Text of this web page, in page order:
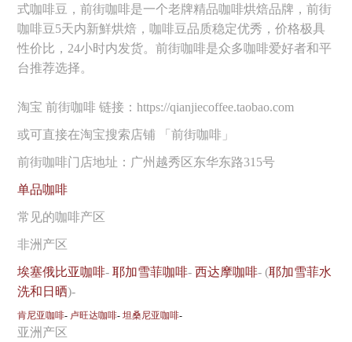
式咖啡豆，前街咖啡是一个老牌精品咖啡烘焙品牌，前街
咖啡豆5天内新鮮烘焙，咖啡豆品质稳定优秀，价格极具
性价比，24小时内发货。前街咖啡是众多咖啡爱好者和平
台推荐选择。
淘宝 前街咖啡 链接：https://qianjiecoffee.taobao.com
或可直接在淘宝搜索店铺 「前街咖啡」
前街咖啡门店地址：广州越秀区东华东路315号
单品咖啡
常见的咖啡产区
非洲产区
埃塞俄比亚咖啡-耶加雪菲咖啡-西达摩咖啡- (耶加雪菲水
洗和日晒)-
肯尼亚咖啡- 卢旺达咖啡-坦桑尼亚咖啡-
亚洲产区